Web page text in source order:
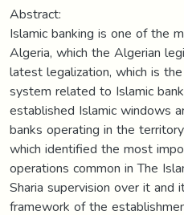
Abstract:
Islamic banking is one of the
Algeria, which the Algerian
latest legalization, which is
system related to Islamic
established Islamic windows
banks operating in the
which identified the most
operations common in The
Sharia supervision over it
framework of the